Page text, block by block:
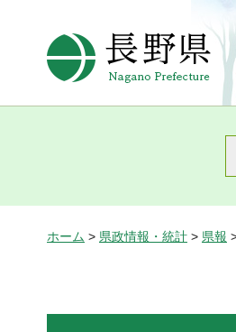
長
ホーム > 県政情報・統計 > 県報